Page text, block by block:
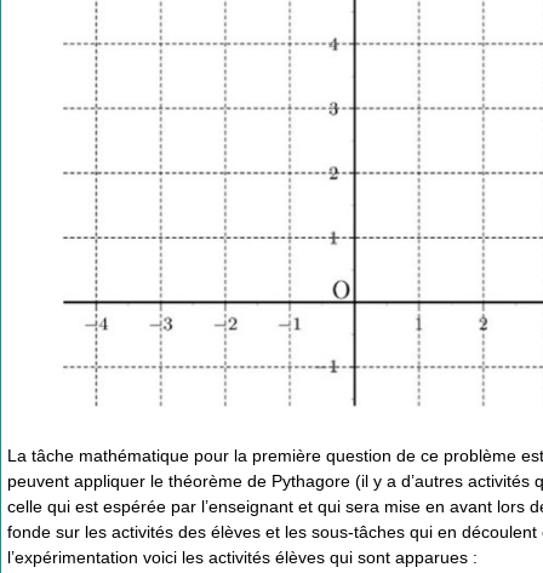
La tâche mathématique pour la première question de ce problème
peuvent appliquer le théorème de Pythagore (il y a d’autres
celle qui est espérée par l’enseignant et qui sera mise en avant lors
fonde sur les activités des élèves et les sous-tâches qui en
l’expérimentation voici les activités élèves qui sont apparues :